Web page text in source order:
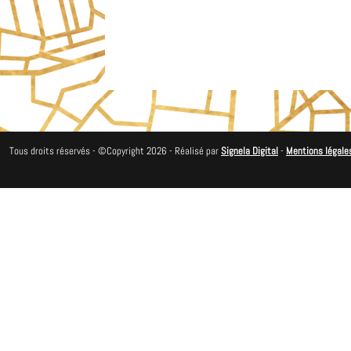
Tous droits réservés - ©Copyright 2026 - Réalisé parSignela Digital- Mentions